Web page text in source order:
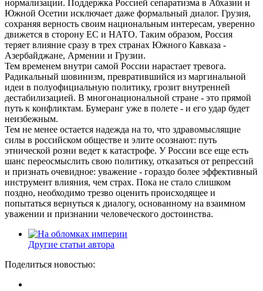
нормализации. Поддержка Россией сепаратизма в Абхазии и
Южной Осетии исключает даже формальный диалог. Грузия,
сохраняя верность своим национальным интересам, уверенно
движется в сторону ЕС и НАТО. Таким образом, Россия
теряет влияние сразу в трех странах Южного Кавказа -
Азербайджане, Армении и Грузии.
Тем временем внутри самой России нарастает тревога.
Радикальный шовинизм, превратившийся из маргинальной
идеи в полуофициальную политику, грозит внутренней
дестабилизацией. В многонациональной стране - это прямой
путь к конфликтам. Бумеранг уже в полете - и его удар будет
неизбежным.
Тем не менее остается надежда на то, что здравомыслящие
силы в российском обществе и элите осознают: путь
этнической розни ведет к катастрофе. У России все еще есть
шанс переосмыслить свою политику, отказаться от репрессий
и признать очевидное: уважение - гораздо более эффективный
инструмент влияния, чем страх. Пока не стало слишком
поздно, необходимо трезво оценить происходящее и
попытаться вернуться к диалогу, основанному на взаимном
уважении и признании человеческого достоинства.
Другие статьи автора
Поделиться новостью: